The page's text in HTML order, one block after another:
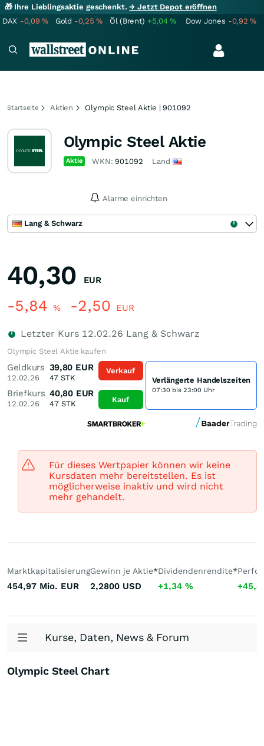
🎁 Ihre Lieblingsaktie geschenkt.→ Jetzt Depot eröffnen
DAX -0,09% Gold -0,25% Öl (Brent) +5,04% Dow Jones -0,92%
Startseite Aktien Olympic Steel Aktie | 901092
Olympic Steel Aktie
Aktie WKN:901092 Land
Alarme einrichten
Lang & Schwarz
40,30 EUR
-5,84 % -2,50 EUR
Letzter Kurs 12.02.26 Lang & Schwarz
Olympic Steel Aktie kaufen
Geldkurs
12.02.26
39,80 EUR
47 STK
Briefkurs
12.02.26
40,80 EUR
47 STK
Verkauf
Kauf
Verlängerte Handelszeiten
07:30 bis 23:00 Uhr
Für dieses Wertpapier können wir keine
Kursdaten mehr bereitstellen. Es ist
möglicherweise inaktiv und wird nicht
mehr gehandelt.
Marktkapitalisierung
454,97 Mio. EUR
Gewinn je Aktie*
2,2800 USD
Dividendenrendite*
+1,34 %
Kurse, Daten, News & Forum
Olympic Steel Chart